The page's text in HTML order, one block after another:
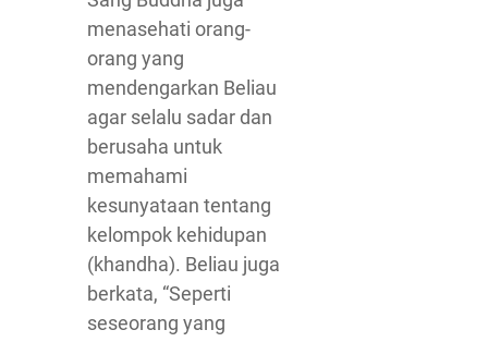
menasehati orang-
orang yang
mendengarkan Beliau
agar selalu sadar dan
berusaha untuk
memahami
kesunyataan tentang
kelompok kehidupan
(khandha). Beliau juga
berkata, “Seperti
seseorang yang